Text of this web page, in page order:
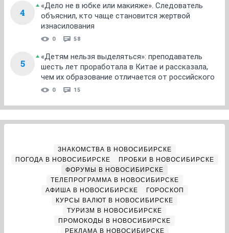
4
«Дело не в юбке или макияже». Следователь
объяснил, кто чаще становится жертвой
изнасилования
0 58
5
«Детям нельзя выделяться»: преподаватель
шесть лет проработала в Китае и рассказала,
чем их образование отличается от российского
0 15
ЗНАКОМСТВА В НОВОСИБИРСКЕ
ПОГОДА В НОВОСИБИРСКЕ
ПРОБКИ В НОВОСИБИРСКЕ
ФОРУМЫ В НОВОСИБИРСКЕ
ТЕЛЕПРОГРАММА В НОВОСИБИРСКЕ
АФИША В НОВОСИБИРСКЕ
ГОРОСКОП
КУРСЫ ВАЛЮТ В НОВОСИБИРСКЕ
ТУРИЗМ В НОВОСИБИРСКЕ
ПРОМОКОДЫ В НОВОСИБИРСКЕ
РЕКЛАМА В НОВОСИБИРСКЕ